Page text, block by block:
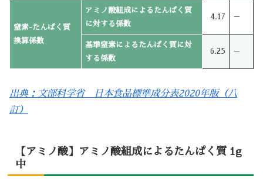
窒素-たんぱく質
換算係数
アミノ酸組成によるたんぱく質
に対する係数
4.17 －
基準窒素によるたんぱく質に対
する係数
6.25 －
出典：文部科学省 日本食品標準成分表2020年版（八
訂）
【アミノ酸】アミノ酸組成によるたんぱく質 1g
中